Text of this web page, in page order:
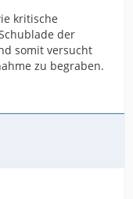
kritische
der
somit versucht
zu begraben.